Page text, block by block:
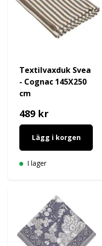
Textilvaxduk Svea
- Cognac 145X250
cm
489 kr
Lägg i korgen
I lager